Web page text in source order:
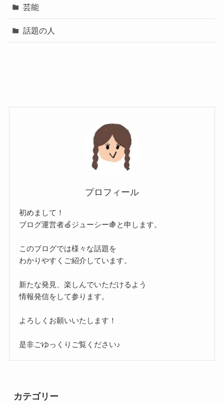
芸能
話題の人
プロフィール
初めまして！
ブログ運営者🍏ジューシー🍇と申します。
このブログでは様々な話題を
わかりやすくご紹介しています。
新たな発見、楽しんでいただけるよう
情報発信をして参ります。
よろしくお願いいたします！
是非ごゆっくりご覧ください♪
カテゴリー